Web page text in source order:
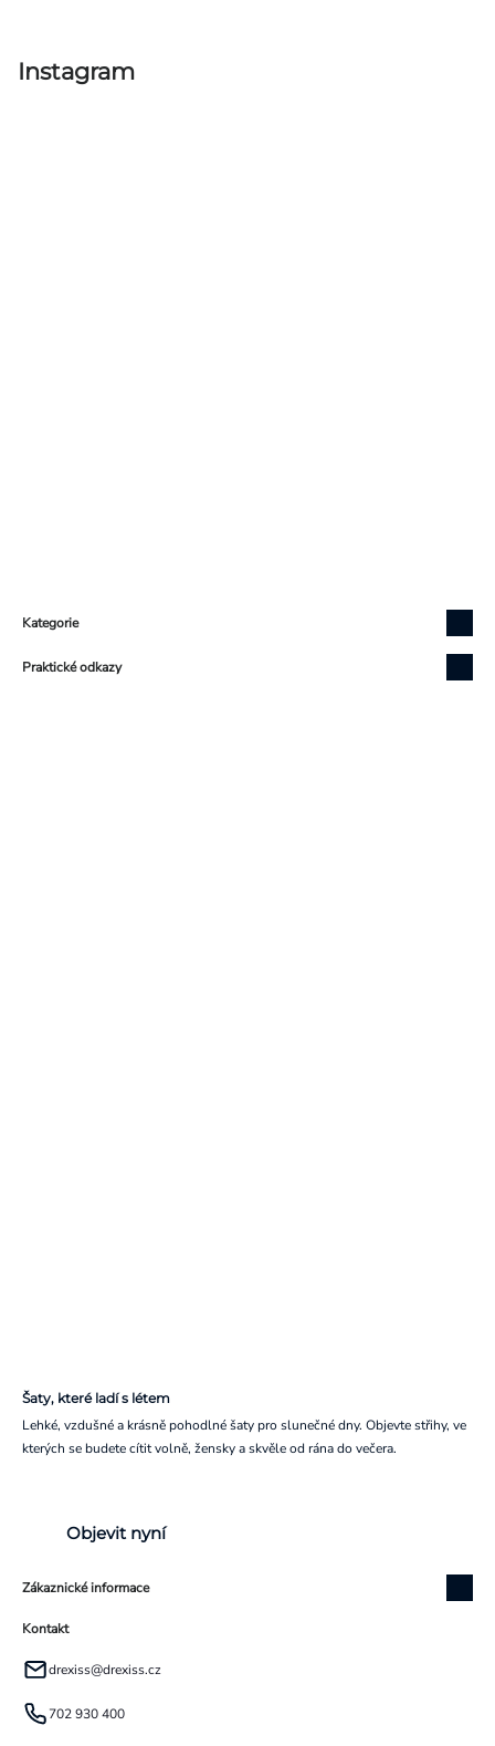
Instagram
Kategorie
Praktické odkazy
Šaty, které ladí s létem
Lehké, vzdušné a krásně pohodlné šaty pro slunečné dny. Objevte střihy, ve
kterých se budete cítit volně, žensky a skvěle od rána do večera.
Objevit nyní
Zákaznické informace
Kontakt
drexiss@drexiss.cz
702 930 400